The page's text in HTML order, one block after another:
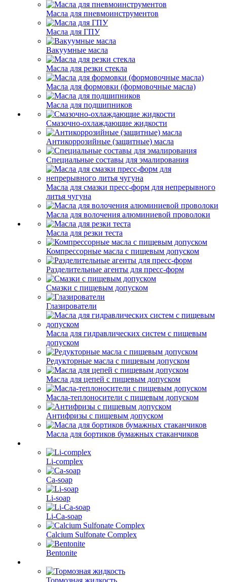
Масла для пневмоинструментов
Масла для ГПУ
Вакуумные масла
Масла для резки стекла
Масла для формовки (формовочные масла)
Масла для подшипников
Смазочно-охлаждающие жидкости
Антикоррозийные (защитные) масла
Специальные составы для эмалирования
Масла для смазки пресс-форм для непрерывного
литья чугуна
Масла для волочения алюминиевой проволоки
Масла для резки теста
Компрессорные масла с пищевым допуском
Разделительные агенты для пресс-форм
Смазки с пищевым допуском
Глазирователи
Масла для гидравлических систем с пищевым
допуском
Редукторные масла с пищевым допуском
Масла для цепей с пищевым допуском
Масла-теплоносители с пищевым допуском
Антифризы с пищевым допуском
Масла для бортиков бумажных стаканчиков
Li-complex
Ca-soap
Li-soap
Li-Ca-soap
Calcium Sulfonate Complex
Bentonite
Тормозная жидкость